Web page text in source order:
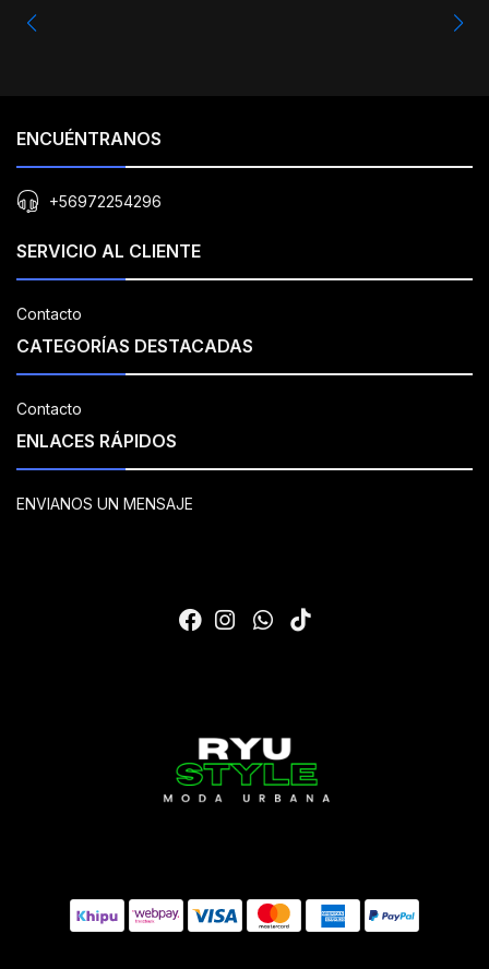
ENCUÉNTRANOS
+56972254296
SERVICIO AL CLIENTE
Contacto
CATEGORÍAS DESTACADAS
Contacto
ENLACES RÁPIDOS
ENVIANOS UN MENSAJE